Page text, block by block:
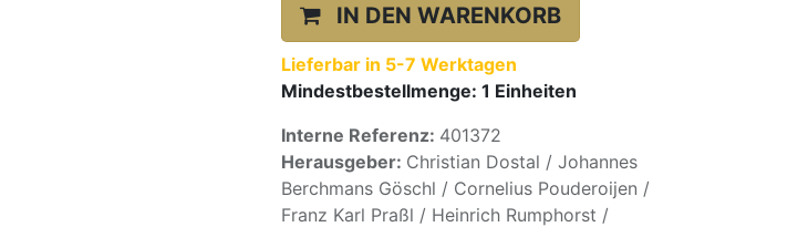
IN DEN WARENKORB
Lieferbar in 5-7 Werktagen
Mindestbestellmenge: 1 Einheiten
Interne Referenz: 401372
Herausgeber: Christian Dostal / Johannes
Berchmans Göschl / Cornelius Pouderoijen /
Franz Karl Praßl / Heinrich Rumphorst /